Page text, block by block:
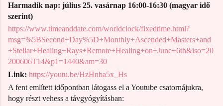
Harmadik nap: július 25. vasárnap 16:00-16:30 (magyar idő
szerint)
https://www.timeanddate.com/worldclock/fixedtime.html?
msg=%5BSecond+Day%5D+Monthly+Ascended+Masters+and
+Stellar+Healing+Rays+Remote+Healing+on+June+6th&iso=20
200606T14&p1=1440&am=30
Link: https://youtu.be/HzHnba5x_Hs
A fent említett időpontban látogass el a Youtube csatornájukra,
hogy részt vehess a távgyógyításban: